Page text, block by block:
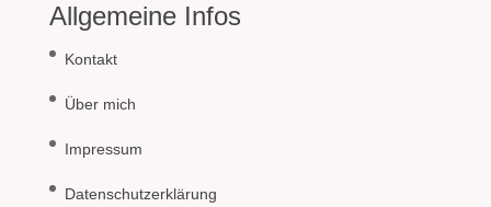
Allgemeine Infos
Kontakt
Über mich
Impressum
Datenschutzerklärung